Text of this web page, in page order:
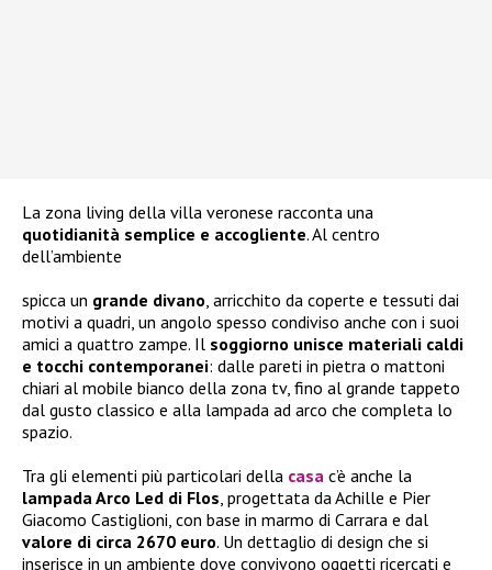
La zona living della villa veronese racconta una
quotidianità semplice e accogliente. Al centro
dell’ambiente
spicca un grande divano , arricchito da coperte e tessuti dai
motivi a quadri, un angolo spesso condiviso anche con i suoi
amici a quattro zampe. Il soggiorno unisce materiali caldi
e tocchi contemporanei: dalle pareti in pietra o mattoni
chiari al mobile bianco della zona tv, fino al grande tappeto
dal gusto classico e alla lampada ad arco che completa lo
spazio.
Tra gli elementi più particolari della casa c’è anche la
lampada Arco Led di Flos , progettata da Achille e Pier
Giacomo Castiglioni, con base in marmo di Carrara e dal
valore di circa 2670 euro. Un dettaglio di design che si
inserisce in un ambiente dove convivono oggetti ricercati e